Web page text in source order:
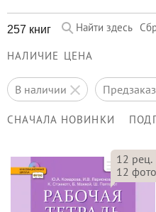
257 книг Найти здесь
НАЛИЧИЕ ЦЕНА
в наличии предзаказ
СНАЧАЛА НОВИНКИ
12 рец.
12 фото